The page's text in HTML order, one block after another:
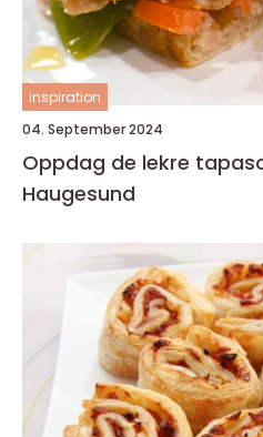
inspiration
04. September 2024
Oppdag de lekre
Haugesund